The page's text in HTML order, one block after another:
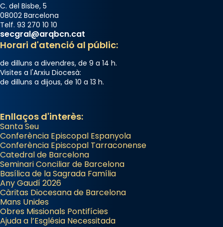
C. del Bisbe, 5
08002 Barcelona
Telf. 93 270 10 10
secgral@arqbcn.cat
Horari d'atenció al públic:
de dilluns a divendres, de 9 a 14 h.
Visites a l'Arxiu Diocesà:
de dilluns a dijous, de 10 a 13 h.
Enllaços d'interès:
Santa Seu
Conferència Episcopal Espanyola
Conferència Episcopal Tarraconense
Catedral de Barcelona
Seminari Conciliar de Barcelona
Basílica de la Sagrada Família
Any Gaudí 2026
Càritas Diocesana de Barcelona
Mans Unides
Obres Missionals Pontifícies
Ajuda a l’Església Necessitada